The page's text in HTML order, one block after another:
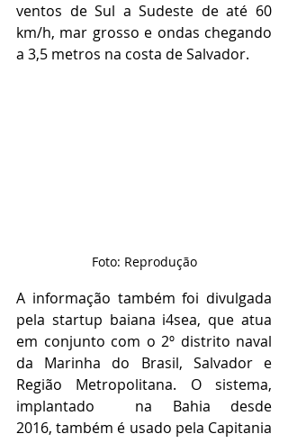
ventos de Sul a Sudeste de até 60
km/h, mar grosso e ondas chegando
a 3,5 metros na costa de Salvador.
Foto: Reprodução
A informação também foi divulgada
pela startup baiana i4sea, que atua
em conjunto com o 2º distrito naval
da Marinha do Brasil, Salvador e
Região Metropolitana. O sistema,
implantado  na Bahia desde
2016, também é usado pela Capitania